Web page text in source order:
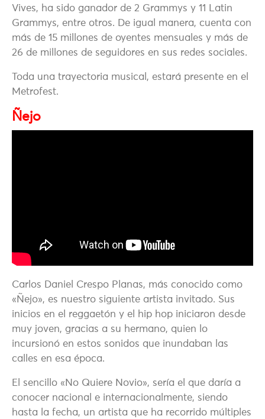
Vives, ha sido ganador de 2 Grammys y 11 Latin
Grammys, entre otros. De igual manera, cuenta con
más de 15 millones de oyentes mensuales y más de
26 de millones de seguidores en sus redes sociales.
Toda una trayectoria musical, estará presente en el
Metrofest.
Ñejo
Carlos Daniel Crespo Planas, más conocido como
«Ñejo», es nuestro siguiente artista invitado. Sus
inicios en el reggaetón y el hip hop iniciaron desde
muy joven, gracias a su hermano, quien lo
incursionó en estos sonidos que inundaban las
calles en esa época.
El sencillo «No Quiere Novio», sería el que daría a
conocer nacional e internacionalmente, siendo
hasta la fecha, un artista que ha recorrido múltiples